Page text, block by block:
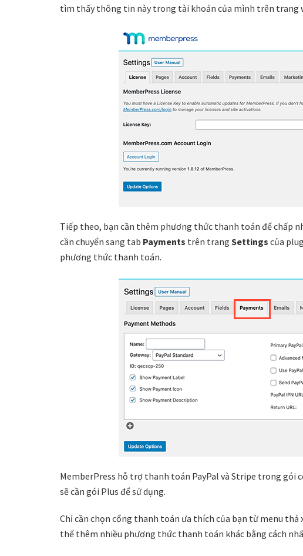
tìm thấy thông tin này trong tài khoản của mình trên trang
Tiếp theo, bạn cần thêm phương thức thanh toán để chấp
cần chuyển sang tab Payments trên trang Settings của
phương thức thanh toán.
MemberPress hỗ trợ thanh toán PayPal và Stripe trong gói
sẽ cần gói Plus để sử dụng.
Chỉ cần chọn cổng thanh toán ưa thích của bạn từ menu
thể thêm nhiều phương thức thanh toán khác bằng cách